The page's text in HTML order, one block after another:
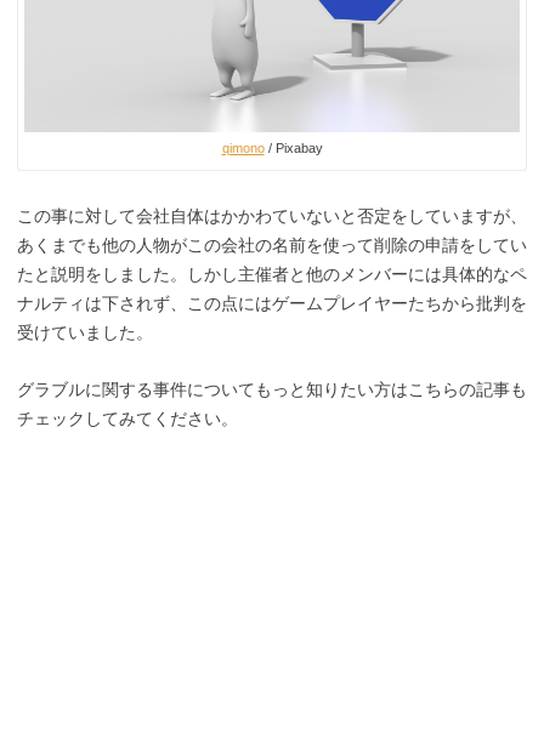
qimono/ Pixabay
この事に対して会社自体はかかわていないと否定をしていますが、
あくまでも他の人物がこの会社の名前を使って削除の申請をしてい
たと説明をしました。しかし主催者と他のメンバーには具体的なペ
ナルティは下されず、この点にはゲームプレイヤーたちから批判を
受けていました。
グラブルに関する事件についてもっと知りたい方はこちらの記事も
チェックしてみてください。